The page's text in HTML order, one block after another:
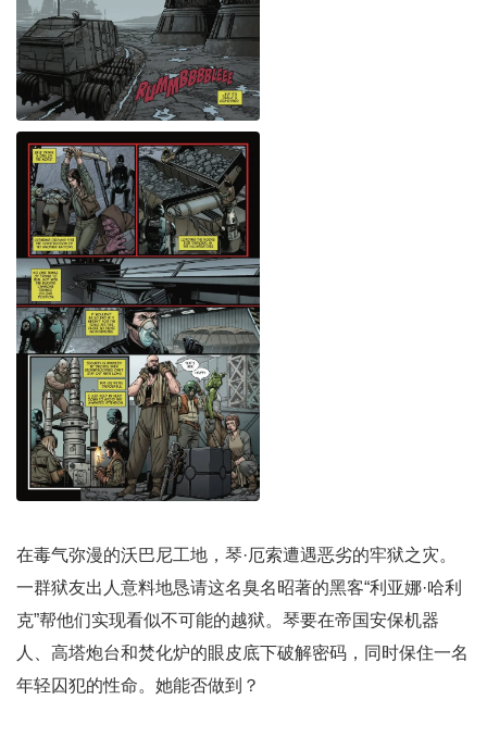
在毒气弥漫的沃巴尼工地，琴·厄索遭遇恶劣的牢狱之灾。
一群狱友出人意料地恳请这名臭名昭著的黑客“利亚娜·哈利
克”帮他们实现看似不可能的越狱。琴要在帝国安保机器
人、高塔炮台和焚化炉的眼皮底下破解密码，同时保住一名
年轻囚犯的性命。她能否做到？